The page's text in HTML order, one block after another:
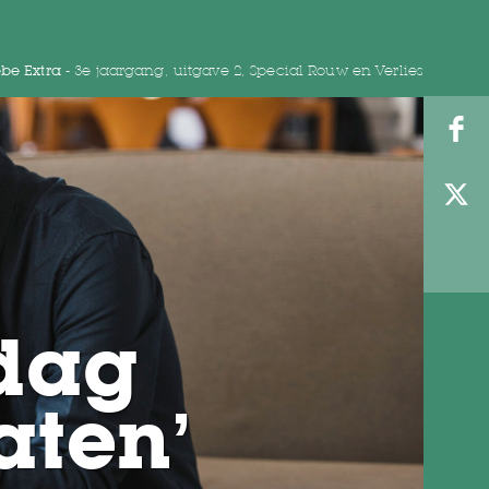
Extra - 3e jaargang, uitgave 2, Special Rouw en Verlies